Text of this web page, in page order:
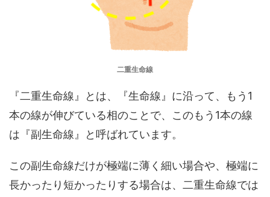
二重生命線
『二重生命線』とは、『生命線』に沿って、もう1
本の線が伸びている相のことで、このもう1本の線
は『副生命線』と呼ばれています。
この副生命線だけが極端に薄く細い場合や、極端に
長かったり短かったりする場合は、二重生命線では